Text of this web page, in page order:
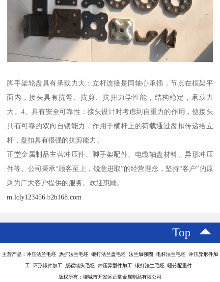
脚手架轮盘具有承载力大：立杆连接是同轴心承插，节点在框架平
面内，接头具有抗弯、抗剪、抗扭力学性能，结构稳定，承载力
大。4、具有安全可靠性：接头设计时考虑到自重力的作用，使接头
具有可靠的双向自锁能力，作用于横杆上的荷载通过盘扣传递给立
杆，盘扣具有很强的抗剪能力。
正堂金属制品主营冲压件、脚手架配件、电缆轴盘材料、异形冲压
件等。公司秉承“顾客至上，锐意进取”的经营理念，坚持“客户”的原
则为广大客户提供的服务。欢迎惠顾。
m.lcly123456.b2b168.com
Top
主营产品：冲压法兰毛坯 热扩法兰毛坯 锻打法兰盘毛坯 法兰加强圈 电杆法兰毛坯 冲压异形件加
工 环形锻件加工 版辊堵头毛坯 冲压异型件加工 锻打法兰毛坯 哑铃配重件
版权所有：聊城市开发区正堂金属制品有限公司